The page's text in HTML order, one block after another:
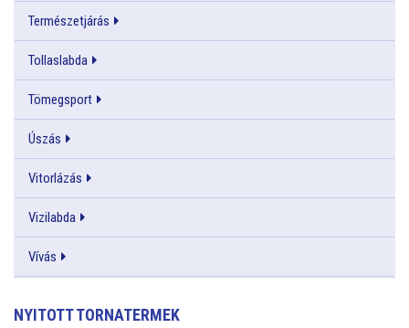
Természetjárás
Tollaslabda
Tömegsport
Úszás
Vitorlázás
Vizilabda
Vívás
NYITOTT TORNATERMEK